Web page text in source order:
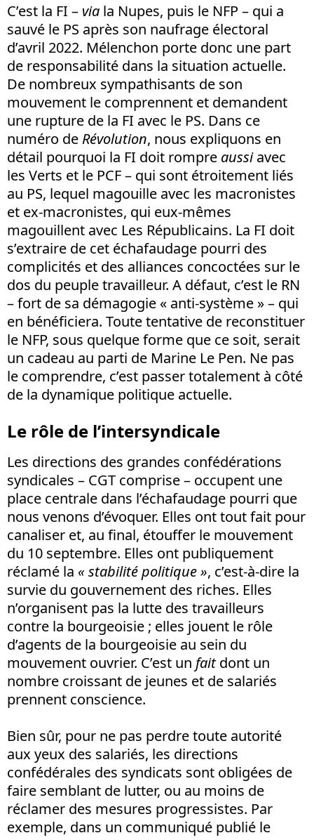
C’est la FI – via la Nupes, puis le NFP – qui a
sauvé le PS après son naufrage électoral
d’avril 2022. Mélenchon porte donc une part
de responsabilité dans la situation actuelle.
De nombreux sympathisants de son
mouvement le comprennent et demandent
une rupture de la FI avec le PS. Dans ce
numéro de Révolution, nous expliquons en
détail pourquoi la FI doit rompre aussiavec
les Verts et le PCF – qui sont étroitement liés
au PS, lequel magouille avec les macronistes
et ex-macronistes, qui eux-mêmes
magouillent avec Les Républicains. La FI doit
s’extraire de cet échafaudage pourri des
complicités et des alliances concoctées sur le
dos du peuple travailleur. A défaut, c’est le RN
– fort de sa démagogie « anti-système » – qui
en bénéficiera. Toute tentative de reconstituer
le NFP, sous quelque forme que ce soit, serait
un cadeau au parti de Marine Le Pen. Ne pas
le comprendre, c’est passer totalement à côté
de la dynamique politique actuelle.
Le rôle de l’intersyndicale
Les directions des grandes confédérations
syndicales – CGT comprise – occupent une
place centrale dans l’échafaudage pourri que
nous venons d’évoquer. Elles ont tout fait pour
canaliser et, au final, étouffer le mouvement
du 10 septembre. Elles ont publiquement
réclamé la « stabilité politique », c’est-à-dire la
survie du gouvernement des riches. Elles
n’organisent pas la lutte des travailleurs
contre la bourgeoisie ; elles jouent le rôle
d’agents de la bourgeoisie au sein du
mouvement ouvrier. C’est un faitdont un
nombre croissant de jeunes et de salariés
prennent conscience.
Bien sûr, pour ne pas perdre toute autorité
aux yeux des salariés, les directions
confédérales des syndicats sont obligées de
faire semblant de lutter, ou au moins de
réclamer des mesures progressistes. Par
exemple, dans un communiqué publié le